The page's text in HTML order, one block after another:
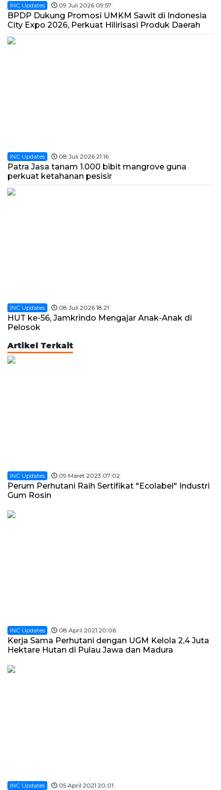
INC Updates 09 Juli 2026 09:57
BPDP Dukung Promosi UMKM Sawit di Indonesia
City Expo 2026, Perkuat Hilirisasi Produk Daerah
INC Updates 08 Juli 2026 21:16
Patra Jasa tanam 1.000 bibit mangrove guna
perkuat ketahanan pesisir
INC Updates 08 Juli 2026 18:21
HUT ke-56, Jamkrindo Mengajar Anak-Anak di
Pelosok
Artikel Terkait
INC Updates 09 Maret 2023 07:02
Perum Perhutani Raih Sertifikat "Ecolabel" Industri
Gum Rosin
INC Updates 08 April 2021 20:06
Kerja Sama Perhutani dengan UGM Kelola 2,4 Juta
Hektare Hutan di Pulau Jawa dan Madura
INC Updates 05 April 2021 20:01